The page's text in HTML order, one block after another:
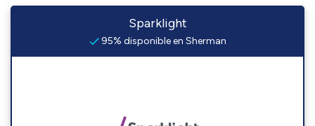
Sparklight
95% disponible en Sherman